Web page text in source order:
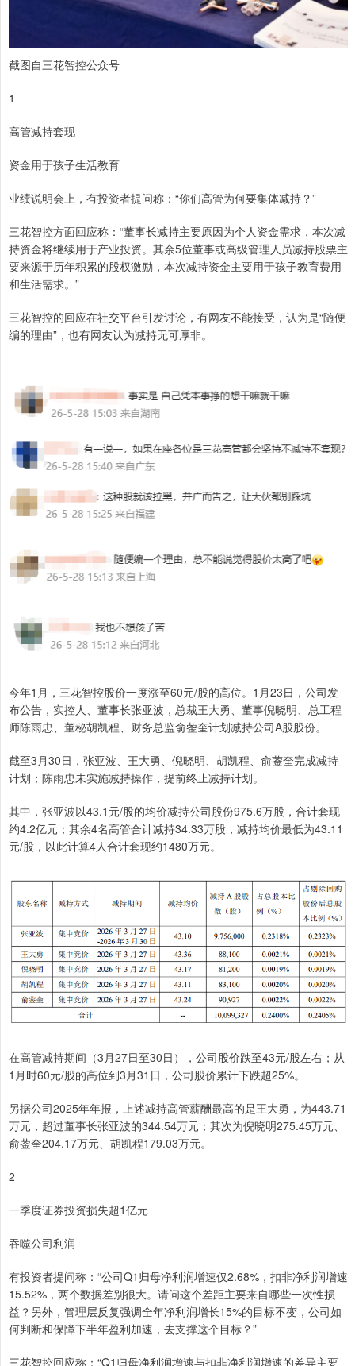
截图自三花智控公众号
1
高管减持套现
资金用于孩子生活教育
业绩说明会上，有投资者提问称：“你们高管为何要集体减持？”
三花智控方面回应称：“董事长减持主要原因为个人资金需求，本次减
持资金将继续用于产业投资。其余5位董事或高级管理人员减持股票主
要来源于历年积累的股权激励，本次减持资金主要用于孩子教育费用
和生活需求。”
三花智控的回应在社交平台引发讨论，有网友不能接受，认为是“随便
编的理由”，也有网友认为减持无可厚非。
今年1月，三花智控股价一度涨至60元/股的高位。1月23日，公司发
布公告，实控人、董事长张亚波，总裁王大勇、董事倪晓明、总工程
师陈雨忠、董秘胡凯程、财务总监俞蓥奎计划减持公司A股股份。
截至3月30日，张亚波、王大勇、倪晓明、胡凯程、俞蓥奎完成减持
计划；陈雨忠未实施减持操作，提前终止减持计划。
其中，张亚波以43.1元/股的均价减持公司股份975.6万股，合计套现
约4.2亿元；其余4名高管合计减持34.33万股，减持均价最低为43.11
元/股，以此计算4人合计套现约1480万元。
在高管减持期间（3月27日至30日），公司股价跌至43元/股左右；从
1月时60元/股的高位到3月31日，公司股价累计下跌超25%。
另据公司2025年年报，上述减持高管薪酬最高的是王大勇，为443.71
万元，超过董事长张亚波的344.54万元；其次为倪晓明275.45万元、
俞蓥奎204.17万元、胡凯程179.03万元。
2
一季度证券投资损失超1亿元
吞噬公司利润
有投资者提问称：“公司Q1归母净利润增速仅2.68%，扣非净利润增速
15.52%，两个数据差别很大。请问这个差距主要来自哪些一次性损
益？另外，管理层反复强调全年净利润增长15%的目标不变，公司如
何判断和保障下半年盈利加速，去支撑这个目标？”
三花智控回应称：“Q1归母净利润增速与扣非净利润增速的差异主要